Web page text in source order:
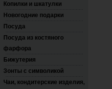
Копилки и шкатулки
Новогодние подарки
Посуда
Посуда из костяного
фарфора
Бижутерия
Зонты с символикой
Чаи, кондитерские изделия,